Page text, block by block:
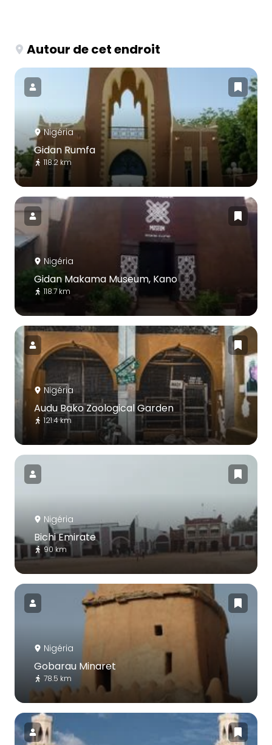
Autour de cet endroit
Nigéria
Gidan Rumfa
118.2 km
Nigéria
Gidan Makama Museum, Kano
118.7 km
Nigéria
Audu Bako Zoological Garden
121.4 km
Nigéria
Bichi Emirate
90 km
Nigéria
Gobarau Minaret
78.5 km